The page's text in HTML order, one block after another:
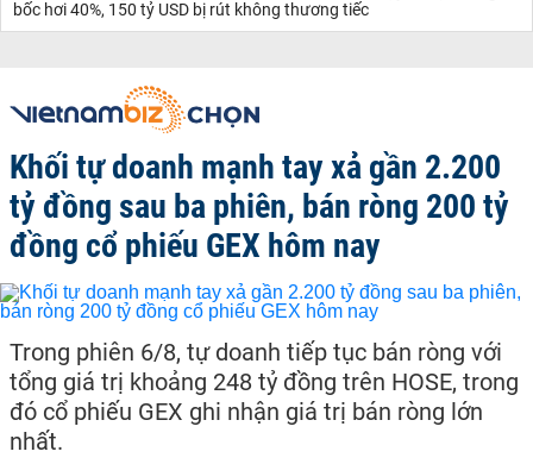
bốc hơi 40%, 150 tỷ USD bị rút không thương tiếc
Khối tự doanh mạnh tay xả gần 2.200
tỷ đồng sau ba phiên, bán ròng 200 tỷ
đồng cổ phiếu GEX hôm nay
Trong phiên 6/8, tự doanh tiếp tục bán ròng với
tổng giá trị khoảng 248 tỷ đồng trên HOSE, trong
đó cổ phiếu GEX ghi nhận giá trị bán ròng lớn
nhất.